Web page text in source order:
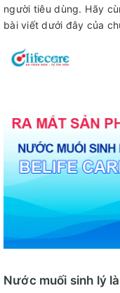
người tiêu dùng. Hãy
bài viết dưới đây của
Nước muối sinh lý